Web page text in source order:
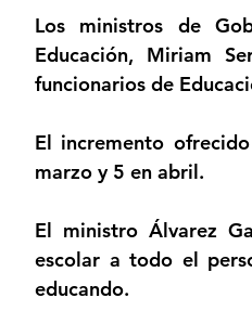
Los ministros de
Educación, Miriam
funcionarios de
El incremento
marzo y 5 en abril.
El ministro Álvarez
escolar a todo el
educando.